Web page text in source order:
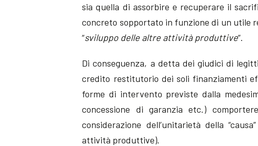
sia quella di assorbire e recuperare il
concreto sopportato in funzione di un utile
“sviluppo delle altre attività produttive”.
Di conseguenza, a detta dei giudici di
credito restitutorio dei soli finanziamenti
forme di intervento previste dalla
concessione di garanzia etc.)
considerazione dell’unitarietà della
attività produttive).